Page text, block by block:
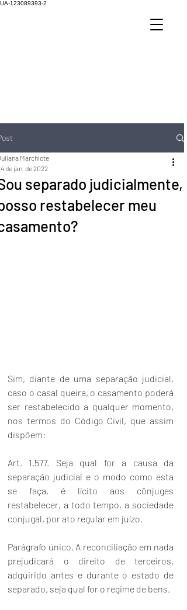
UA-123089393-2
separado judicialmente,
restabelecer meu
Marchiote
de jan. de 2022
Sim, diante de uma separação judicial,
caso o casal queira, o casamento poderá
ser restabelecido a qualquer momento,
nos termos do Código Civil, que assim
dispõem:
Art. 1.577. Seja qual for a causa da
separação judicial e o modo como esta
se faça, é lícito aos cônjuges
restabelecer, a todo tempo, a sociedade
conjugal, por ato regular em juízo.
Parágrafo único. A reconciliação em nada
prejudicará o direito de terceiros,
adquirido antes e durante o estado de
separado, seja qual for o regime de bens.